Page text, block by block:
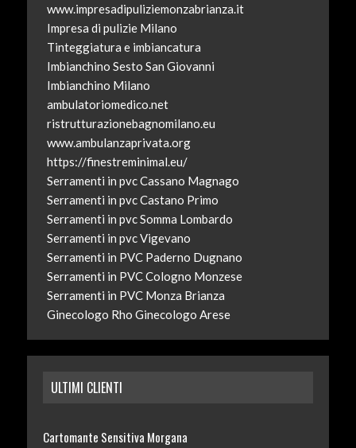
www.impresadipuliziemonzabrianza.it
Impresa di pulizie Milano
Tinteggiatura e imbiancatura
Imbianchino Sesto San Giovanni
Imbianchino Milano
ambulatoriomedico.net
ristrutturazionebagnomilano.eu
www.ambulanzaprivata.org
https://finestreminimal.eu/
Serramenti in pvc Cassano Magnago
Serramenti in pvc Castano Primo
Serramenti in pvc Somma Lombardo
Serramenti in pvc Vigevano
Serramenti in PVC Paderno Dugnano
Serramenti in PVC Cologno Monzese
Serramenti in PVC Monza Brianza
Ginecologo Rho Ginecologo Arese
ULTIMI CLIENTI
Cartomante Sensitiva Morgana